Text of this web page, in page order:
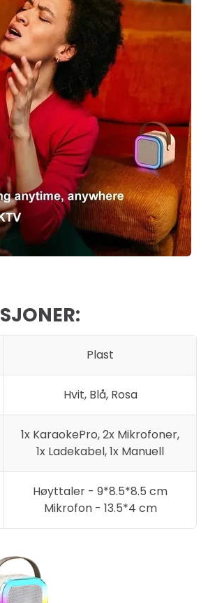
Plast
Hvit, Blå, Rosa
1x KaraokePro, 2x Mikrofoner,
1x Ladekabel, 1x Manuell
Høyttaler - 9*8.5*8.5 cm
Mikrofon - 13.5*4 cm